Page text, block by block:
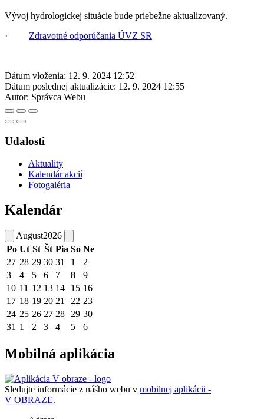
Vývoj hydrologickej situácie bude priebežne aktualizovaný.
· Zdravotné odporúčania ÚVZ SR
Dátum vloženia: 12. 9. 2024 12:52
Dátum poslednej aktualizácie: 12. 9. 2024 12:55
Autor: Správca Webu
Udalosti
Aktuality
Kalendár akcií
Fotogaléria
Kalendár
August2026
Po Ut St Št Pia So Ne
27 28 29 30 31 1
2
3
4 5 6 7 8
9
10 11 12 13 14 15 16
17 18 19 20 21 22 23
24 25 26 27 28 29 30
31 1 2 3 4 5 6
Mobilná aplikácia
Sledujte informácie z nášho webu v mobilnej aplikácii -
V OBRAZE.